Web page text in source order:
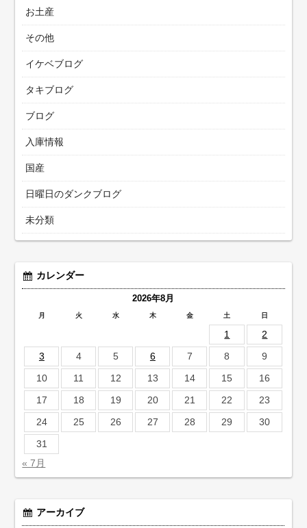
お土産
その他
イケベブログ
タキブログ
ブログ
入庫情報
国産
日曜日のダンクブログ
未分類
カレンダー
2026年8月
月 火 水 木 金 土 日
1
2
3
4 5 6 7 8
9
10
11 12 13 14 15
16
17
18 19 20 21 22
23
24
25 26 27 28 29
30
31
« 7月
アーカイブ